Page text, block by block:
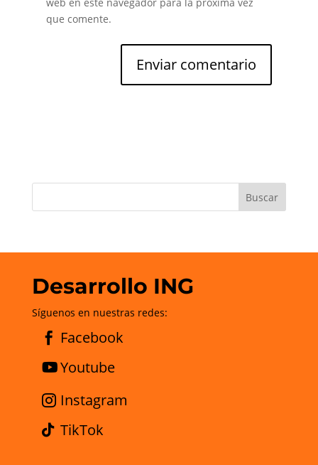
que comente.
Desarrollo ING
Síguenos en nuestras redes:
Facebook
Youtube
Instagram
TikTok